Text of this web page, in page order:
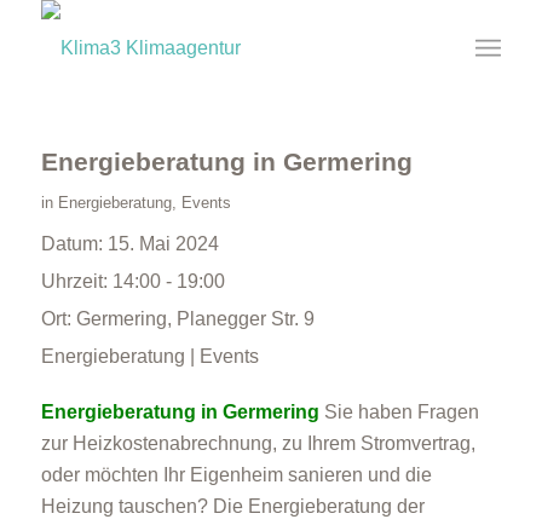
Energieberatung in Germering
in Energieberatung, Events
Datum: 15. Mai 2024
Uhrzeit: 14:00 - 19:00
Ort: Germering, Planegger Str. 9
Energieberatung | Events
Energieberatung in Germering Sie haben Fragen
zur Heizkostenabrechnung, zu Ihrem Stromvertrag,
oder möchten Ihr Eigenheim sanieren und die
Heizung tauschen? Die Energieberatung der